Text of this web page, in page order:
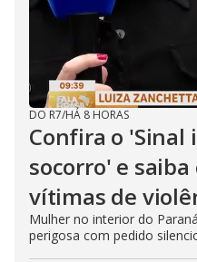
DO R7/HÁ 8 HORAS
Confira o
socorro' e
vítimas de
Mulher no interior do
perigosa com pedido